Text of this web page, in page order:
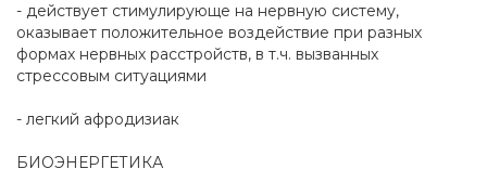
- действует стимулирующе на нервную систему,
оказывает положительное воздействие при разных
формах нервных расстройств, в т.ч. вызванных
стрессовым ситуациями
- легкий афродизиак
БИОЭНЕРГЕТИКА